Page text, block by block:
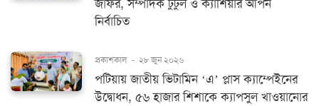
জাফর, সম্পাদক টুটুল ও ক্যাশিয়ার আপন
নির্বাচিত
প্রকাশকাল - ২৮ জুন ২০২৬
পটিয়ায় জাতীয় ভিটামিন ‘এ’ প্লাস ক্যাম্পেইনের
উদ্বোধন, ৫৬ হাজার শিশাকে ক্যাপসুল খাওয়ানোর